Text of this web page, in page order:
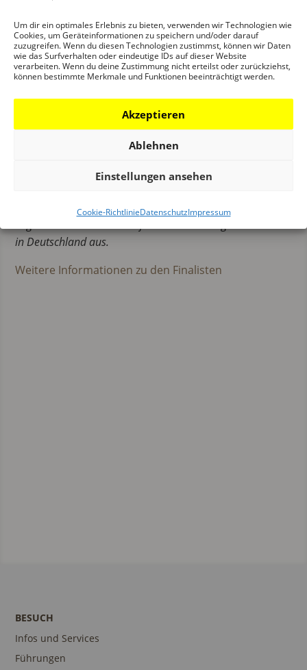
Um dir ein optimales Erlebnis zu bieten, verwenden wir Technologien wie
Cookies, um Geräteinformationen zu speichern und/oder darauf
zuzugreifen. Wenn du diesen Technologien zustimmst, können wir Daten
wie das Surfverhalten oder eindeutige IDs auf dieser Website
verarbeiten. Wenn du deine Zustimmung nicht erteilst oder zurückziehst,
können bestimmte Merkmale und Funktionen beeinträchtigt werden.
Akzeptieren
Ablehnen
Einstellungen ansehen
Cookie-RichtlinieDatenschutzImpressum
ressourceneffiziente Herstellungsprozesse. Der Teamgeist
und die Verbundenheit der über 1.400 Mitarbeiterinnen
und Mitarbeiter in Deutschland sowie in den 20
Tochterunternehmen und über 70 Vertretungen in
Nordamerika tragen maßgeblich dazu bei, den Anspruch
„Fortschritt als Tradition“ mutig und kreativ in die Tat
Seit 2017, nunmehr im achten Jahr, zeichnet JUNG als
Architekturmuseums (DAM) im Rahmen des 2007
in Deutschland aus.
Weitere Informationen zu den Finalisten
BESUCH
Infos und Services
Führungen